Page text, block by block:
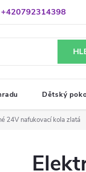
+420792314398
Dětský
24V nafukovací kola zlatá